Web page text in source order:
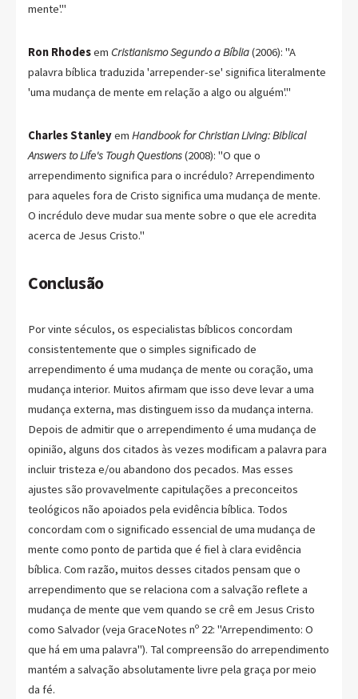
mente'."
Ron Rhodesem Cristianismo Segundo a Bíblia(2006): "A
palavra bíblica traduzida 'arrepender-se' significa literalmente
'uma mudança de mente em relação a algo ou alguém'."
Charles Stanleyem Handbook for Christian Living: Biblical
Answers to Life's Tough Questions(2008): "O que o
arrependimento significa para o incrédulo? Arrependimento
para aqueles fora de Cristo significa uma mudança de mente.
O incrédulo deve mudar sua mente sobre o que ele acredita
acerca de Jesus Cristo."
Conclusão
Por vinte séculos, os especialistas bíblicos concordam
consistentemente que o simples significado de
arrependimento é uma mudança de mente ou coração, uma
mudança interior. Muitos afirmam que isso deve levar a uma
mudança externa, mas distinguem isso da mudança interna.
Depois de admitir que o arrependimento é uma mudança de
opinião, alguns dos citados às vezes modificam a palavra para
incluir tristeza e/ou abandono dos pecados. Mas esses
ajustes são provavelmente capitulações a preconceitos
teológicos não apoiados pela evidência bíblica. Todos
concordam com o significado essencial de uma mudança de
mente como ponto de partida que é fiel à clara evidência
bíblica. Com razão, muitos desses citados pensam que o
arrependimento que se relaciona com a salvação reflete a
mudança de mente que vem quando se crê em Jesus Cristo
como Salvador (veja GraceNotes nº 22: "Arrependimento: O
que há em uma palavra"). Tal compreensão do arrependimento
mantém a salvação absolutamente livre pela graça por meio
da fé.